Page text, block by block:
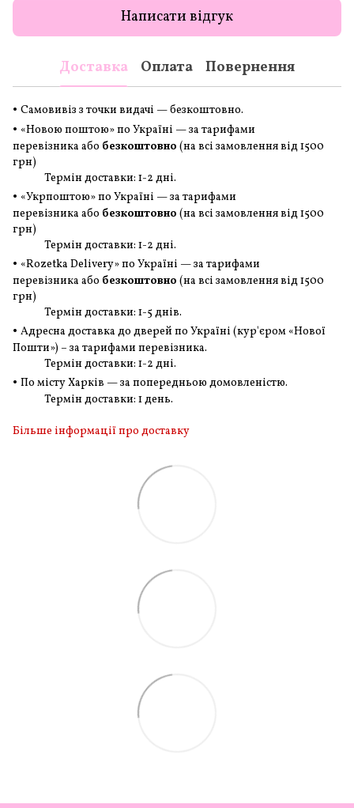
Написати відгук
Доставка Оплата Повернення
• Самовивіз з точки видачі — безкоштовно.
• «Новою поштою» по Україні — за тарифами
перевізника або безкоштовно (на всі замовленнявід 1500
грн)
Термін доставки: 1-2 дні.
• «Укрпоштою» по Україні — за тарифами
перевізника або безкоштовно (на всі замовленнявід 1500
грн)
Термін доставки: 1-2 дні.
• «Rozetka Delivery» по Україні — за тарифами
перевізника або безкоштовно (на всі замовленнявід 1500
грн)
Термін доставки: 1-5 днів.
• Адресна доставка до дверей по Україні (кур'єром «Нової
Пошти») – за тарифами перевізника.
Термін доставки: 1-2 дні.
• По місту Харків — за попередньою домовленістю.
Термін доставки: 1 день.
Більше інформації про доставку